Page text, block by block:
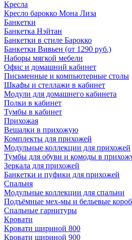
Кресла
Кресло барокко Мона Лиза
Банкетки
Банкетка Нэйтан
Банкетки в стиле Барокко
Банкетки Вивьен (от 1290 руб.)
Наборы мягкой мебели
Офис и домашний кабинет
Письменные и компьютерные столы
Шкафы и стеллажи в кабинет
Модули для домашнего кабинета
Полки в кабинет
Тумбы в кабинет
Прихожая
Вешалки в прихожую
Комплекты для прихожей
Модульные коллекции для прихожей
Тумбы для обуви и комоды в
Зеркала для прихожей
Банкетки и пуфики для прихожей
Спальня
Модульные коллекции для спальни
Подъёмные мех-мы и бельевые
Спальные гарнитуры
Кровати
Кровати шириной 800
Кровати шириной 900